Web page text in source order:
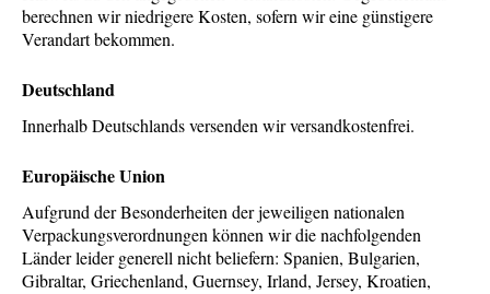
Über uns
Kontakt
Impressum
Versandkosten
Widerrufsrecht
Datenschutz
berechnen wir niedrigere Kosten, sofern wir eine günstigere
Verandart bekommen.
Deutschland
Innerhalb Deutschlands versenden wir versandkostenfrei.
Europäische Union
Aufgrund der Besonderheiten der jeweiligen nationalen
Verpackungsverordnungen können wir die nachfolgenden
Länder leider generell nicht beliefern: Spanien, Bulgarien,
Gibraltar, Griechenland, Guernsey, Irland, Jersey, Kroatien,